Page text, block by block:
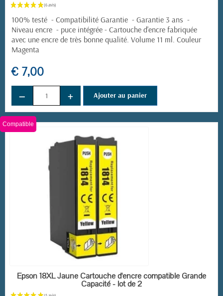
100% testé - Compatibilité Garantie - Garantie 3 ans -
Niveau encre - puce intégrée - Cartouche d'encre fabriquée
avec une encre de très bonne qualité. Volume 11 ml. Couleur
Magenta
€ 7,00
− + Ajouter au panier
EN STOCK
Compatible
Epson 18XL Jaune Cartouche d'encre compatible Grande
Capacité - lot de 2